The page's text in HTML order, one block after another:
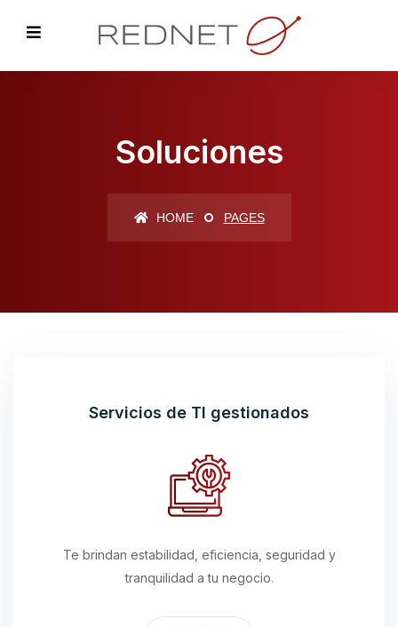
Soluciones
HOME PAGES
Servicios de TI gestionados
Te brindan estabilidad, eficiencia, seguridad y
tranquilidad a tu negocio.